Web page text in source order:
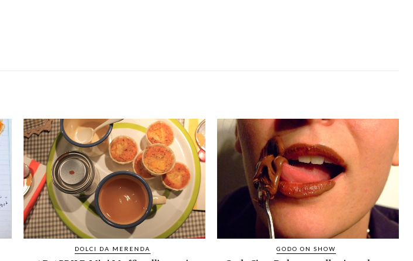
DOLCI DA MERENDA GODO ON SHOW